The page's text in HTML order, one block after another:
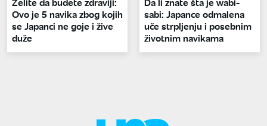
Ovo je 5 navika zbog kojih
se Japanci ne goje i žive
duže
sabi: Japance odmalena
uče strpljenju i posebnim
životnim navikama